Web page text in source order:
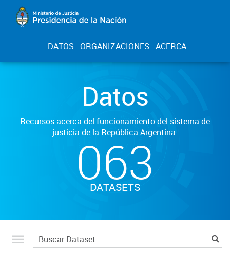
DATOS ORGANIZACIONES ACERCA
Datos
Recursos acerca del funcionamiento del sistema de
justicia de la República Argentina.
063
DATASETS